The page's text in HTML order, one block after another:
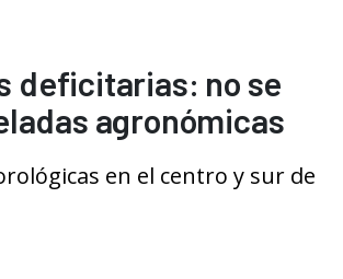
deficitarias: no se
agronómicas
en el centro y sur de